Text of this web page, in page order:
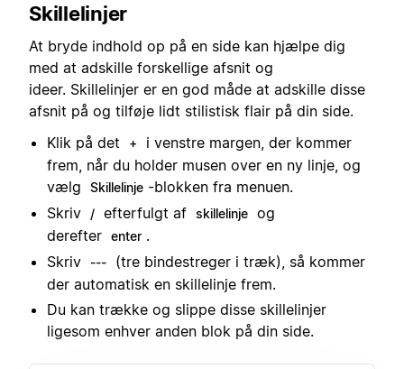
Skillelinjer
At bryde indhold op på en side kan hjælpe dig
med at adskille forskellige afsnit og
ideer. Skillelinjer er en god måde at adskille disse
afsnit på og tilføje lidt stilistisk flair på din side.
Klik på det
+
i venstre margen, der kommer
frem, når du holder musen over en ny linje, og
vælg
Skillelinje -blokken fra menuen.
Skriv
/ efterfulgt af skillelinje og
derefter enter .
Skriv
---
(tre bindestreger i træk), så kommer
der automatisk en skillelinje frem.
Du kan trække og slippe disse skillelinjer
ligesom enhver anden blok på din side.